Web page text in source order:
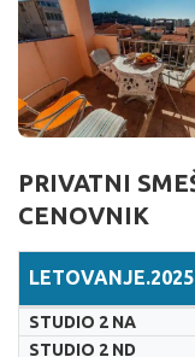
PRIVATNI
CENOVNIK
LETOVANJE.2025
LETOVANJE.2025
STUDIO 2 NA
STUDIO 2 ND